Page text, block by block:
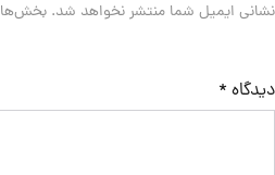
نشانی ایمیل شما منتشر نخواهد شد.
دیدگاه *